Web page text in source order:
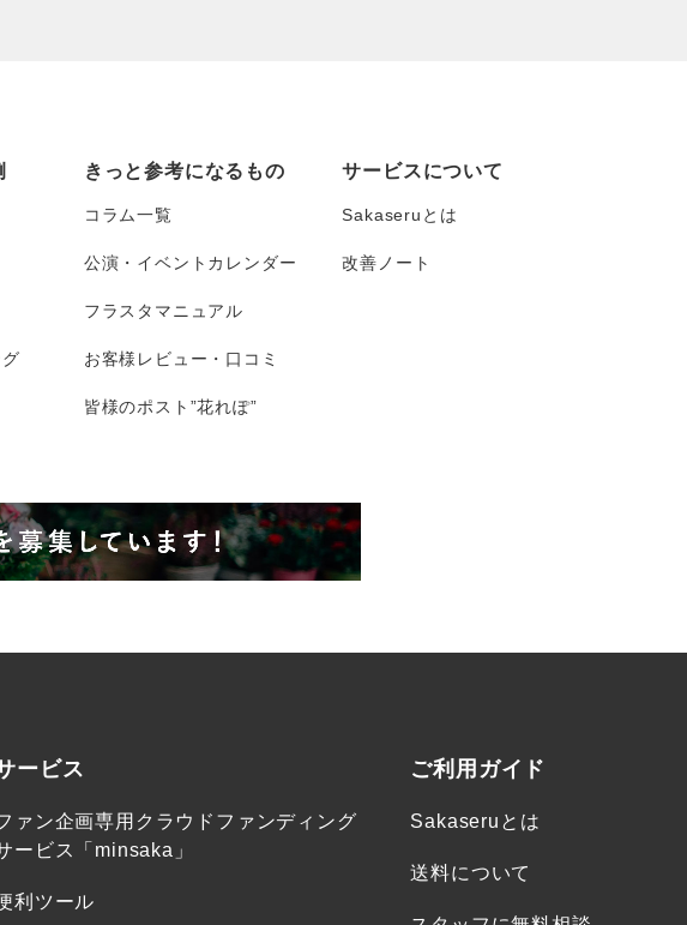
きっと参考になるもの
コラム一覧
公演・イベントカレンダー
フラスタマニュアル
お客様レビュー・口コミ
皆様のポスト”花れぽ”
サービスについて
Sakaseruとは
改善ノート
ービス
ァン企画専用クラウドファンディング
ービス「minsaka」
利ツール
ご利用ガイド
Sakaseruとは
送料について